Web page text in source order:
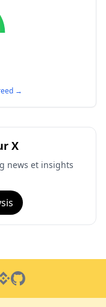
→
X
news et insights
Square
GitHub